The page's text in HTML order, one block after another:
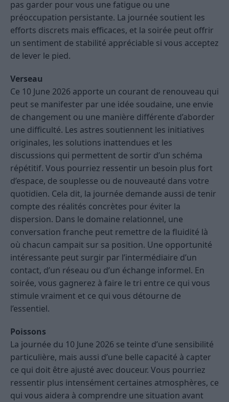
pas garder pour vous une fatigue ou une
préoccupation persistante. La journée soutient les
efforts discrets mais efficaces, et la soirée peut offrir
un sentiment de stabilité appréciable si vous acceptez
de lever le pied.
Verseau
Ce 10 June 2026 apporte un courant de renouveau qui
peut se manifester par une idée soudaine, une envie
de changement ou une manière différente d’aborder
une difficulté. Les astres soutiennent les initiatives
originales, les solutions inattendues et les
discussions qui permettent de sortir d’un schéma
répétitif. Vous pourriez ressentir un besoin plus fort
d’espace, de souplesse ou de nouveauté dans votre
quotidien. Cela dit, la journée demande aussi de tenir
compte des réalités concrètes pour éviter la
dispersion. Dans le domaine relationnel, une
conversation franche peut remettre de la fluidité là
où chacun campait sur sa position. Une opportunité
intéressante peut surgir par l’intermédiaire d’un
contact, d’un réseau ou d’un échange informel. En
soirée, vous gagnerez à faire le tri entre ce qui vous
stimule vraiment et ce qui vous détourne de
l’essentiel.
Poissons
La journée du 10 June 2026 se teinte d’une sensibilité
particulière, mais aussi d’une belle capacité à capter
ce qui doit être ajusté avec douceur. Vous pourriez
ressentir plus intensément certaines atmosphères, ce
qui vous aidera à comprendre une situation avant